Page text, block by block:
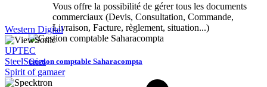
Vous offre la possibilité de gérer tous les documents
commerciaux (Devis, Consultation, Commande,
Livraison, Facture, règlement, situation...)
Gestion comptable Saharacompta
Western Digital
UPTEC
SteelSeries
Spirit of gamaer